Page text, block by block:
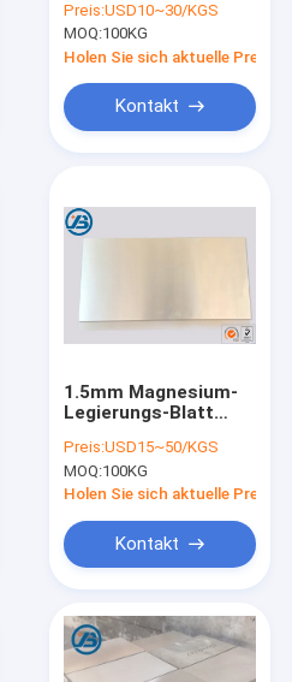
Magnesium-
Metalllegierungs-
Platten-Brett-ASTM
B90 B
Preis:USD10~30/KGS
MOQ:100KG
Holen Sie sich aktuelle Preis
Kontakt
1.5mm Magnesium-
Legierungs-Blatt
kundengebundene
Breite für Produkte
3C
Preis:USD15~50/KGS
MOQ:100KG
Holen Sie sich aktuelle Preis
Kontakt